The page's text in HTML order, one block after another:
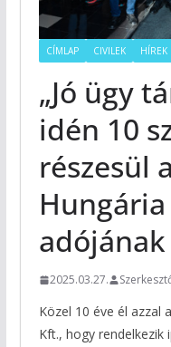
CÍMLAP CIVILEK HÍREK
„Jó ügy
idén 10
részesül
2025.03.27.
Közel 10 éve él azzal
Kft., hogy rendelkezik